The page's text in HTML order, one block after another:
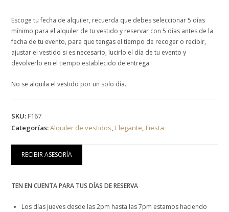
Escoge tu fecha de alquiler, recuerda que debes seleccionar 5 días
mínimo para el alquiler de tu vestido y reservar con 5 días antes de la
fecha de tu evento, para que tengas el tiempo de recoger o recibir,
ajustar el vestido si es necesario, lucirlo el día de tu evento y
devolverlo en el tiempo establecido de entrega.
No se alquila el vestido por un solo día.
SKU:F167
Categorías:Alquiler de vestidos, Elegante, Fiesta
RECIBIR ASESORÍA
TEN EN CUENTA PARA TUS DÍAS DE RESERVA
Los días jueves desde las 2pm hasta las 7pm estamos haciendo